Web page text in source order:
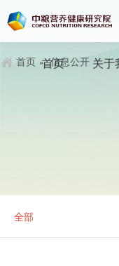
首页 关于
首页 » 信息公开
全部